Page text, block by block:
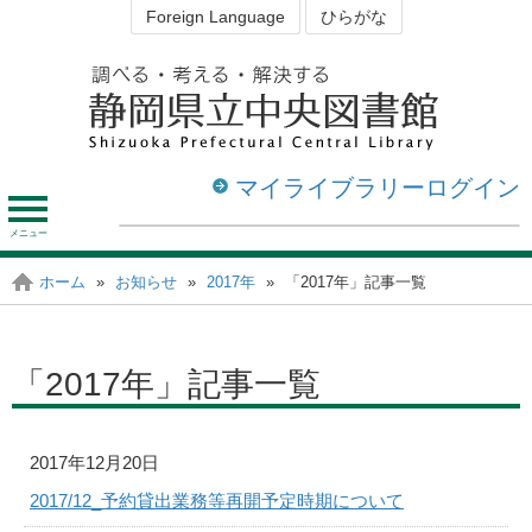
Foreign Language ひらがな
マイライブラリーログイン
メ
ニ
ュ
ー
資料を探す・調べる
図書館を利用する
静岡の図書館
ホーム » お知らせ » 2017年 » 「2017年」記事一覧
「2017年」記事一覧
2017年12月20日
2017/12_予約貸出業務等再開予定時期について